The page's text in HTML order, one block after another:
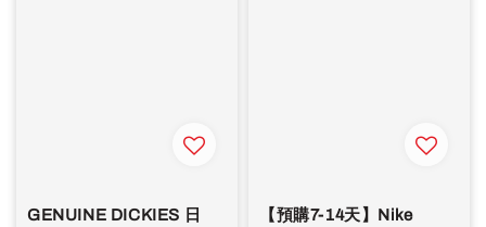
GENUINE DICKIES 日
【預購7-14天】Nike